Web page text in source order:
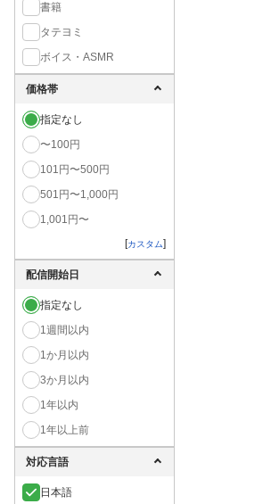
書籍
タテヨミ
ボイス・ASMR
価格帯
指定なし
〜100円
101円〜500円
501円〜1,000円
1,001円〜
[カスタム]
配信開始日
指定なし
1週間以内
1か月以内
3か月以内
1年以内
1年以上前
対応言語
日本語